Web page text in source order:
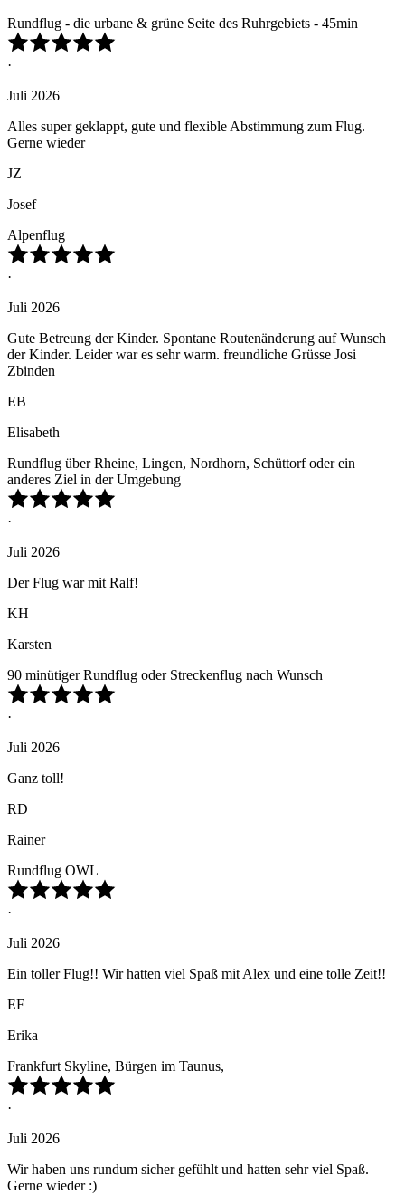
Rundflug - die urbane & grüne Seite des Ruhrgebiets - 45min
·
Juli 2026
Alles super geklappt, gute und flexible Abstimmung zum Flug.
Gerne wieder
JZ
Josef
Alpenflug
·
Juli 2026
Gute Betreung der Kinder. Spontane Routenänderung auf Wunsch
der Kinder. Leider war es sehr warm. freundliche Grüsse Josi
Zbinden
EB
Elisabeth
Rundflug über Rheine, Lingen, Nordhorn, Schüttorf oder ein
anderes Ziel in der Umgebung
·
Juli 2026
Der Flug war mit Ralf!
KH
Karsten
90 minütiger Rundflug oder Streckenflug nach Wunsch
·
Juli 2026
Ganz toll!
RD
Rainer
Rundflug OWL
·
Juli 2026
Ein toller Flug!! Wir hatten viel Spaß mit Alex und eine tolle Zeit!!
EF
Erika
Frankfurt Skyline, Bürgen im Taunus,
·
Juli 2026
Wir haben uns rundum sicher gefühlt und hatten sehr viel Spaß.
Gerne wieder :)